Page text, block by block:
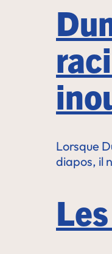
Lorsque
diapos, il